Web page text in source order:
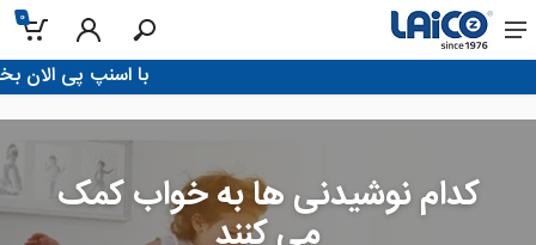
0
!با اسنپ پی الان بخر، تو 4 قسط پرداخت
کدام نوشیدنی ها به خواب کمک